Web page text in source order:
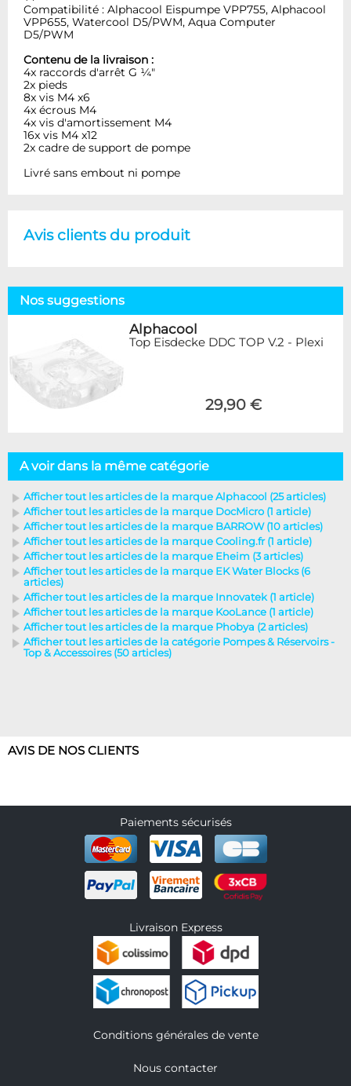
Compatibilité : Alphacool Eispumpe VPP755, Alphacool
VPP655, Watercool D5/PWM, Aqua Computer
D5/PWM
Contenu de la livraison :
4x raccords d'arrêt G ¼"
2x pieds
8x vis M4 x6
4x écrous M4
4x vis d'amortissement M4
16x vis M4 x12
2x cadre de support de pompe
Livré sans embout ni pompe
Avis clients du produit
Nos suggestions
Alphacool
Top Eisdecke DDC TOP V.2 - Plexi
29,90 €
A voir dans la même catégorie
Afficher tout les articles de la marque Alphacool (25 articles)
Afficher tout les articles de la marque DocMicro (1 article)
Afficher tout les articles de la marque BARROW (10 articles)
Afficher tout les articles de la marque Cooling.fr (1 article)
Afficher tout les articles de la marque Eheim (3 articles)
Afficher tout les articles de la marque EK Water Blocks (6
articles)
Afficher tout les articles de la marque Innovatek (1 article)
Afficher tout les articles de la marque KooLance (1 article)
Afficher tout les articles de la marque Phobya (2 articles)
Afficher tout les articles de la catégorie Pompes & Réservoirs -
Top & Accessoires (50 articles)
AVIS DE NOS CLIENTS
Paiements sécurisés
Livraison Express
Conditions générales de vente
Nous contacter